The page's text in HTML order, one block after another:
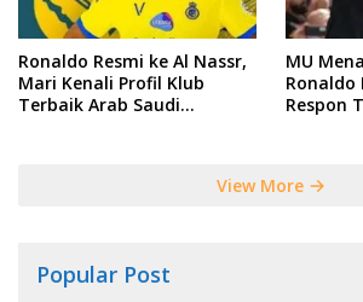
Ronaldo Resmi ke Al Nassr,
Mari Kenali Profil Klub
Terbaik Arab Saudi
MU
Ronaldo
Respon
View More
Popular Post